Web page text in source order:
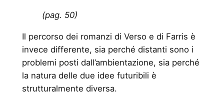
(pag. 50)
Il percorso dei romanzi di Verso e di Farris è
invece differente, sia perché distanti sono i
problemi posti dall’ambientazione, sia perché
la natura delle due idee futuribili è
strutturalmente diversa.